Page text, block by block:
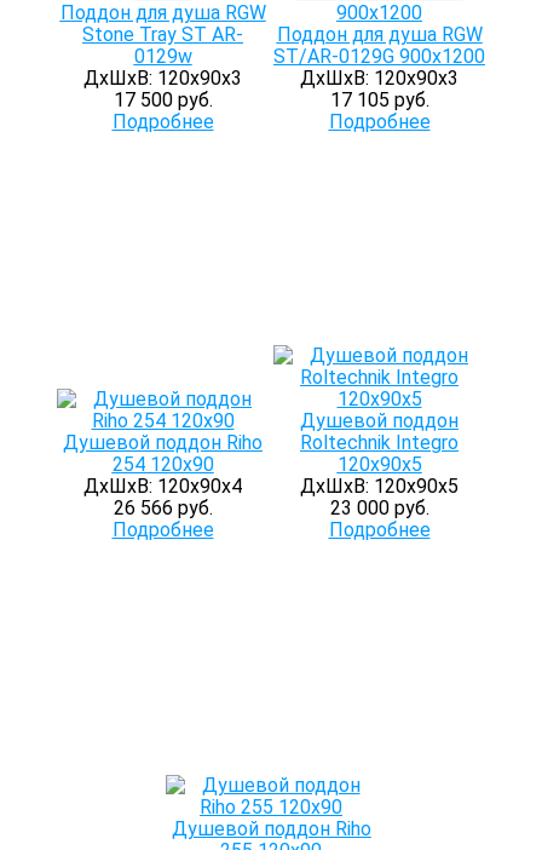
Поддон для душа RGW
Stone Tray ST AR-
0129w
ДхШхВ: 120х90х3
17 500 руб.
Подробнее
Поддон для душа RGW
ST/AR-0129G 900х1200
ДхШхВ: 120х90х3
17 105 руб.
Подробнее
Душевой поддон Riho
254 120x90
ДхШхВ: 120х90х4
26 566 руб.
Подробнее
Душевой поддон
Roltechnik Integro
120x90x5
ДхШхВ: 120х90х5
23 000 руб.
Подробнее
Душевой поддон Riho